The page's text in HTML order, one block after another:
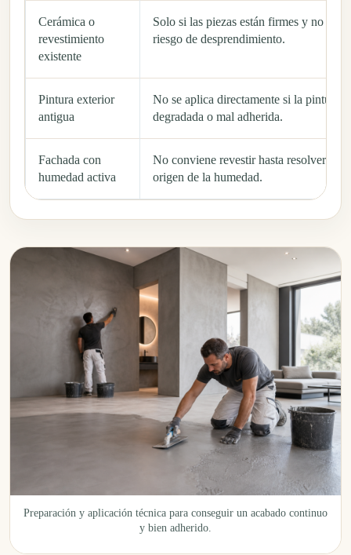
Cerámica o
revestimiento
existente
Solo si las piezas están firmes y no hay
riesgo de desprendimiento.
Pintura exterior
antigua
No se aplica directamente si la pintura
degradada o mal adherida.
Fachada con
humedad activa
No conviene revestir hasta resolver el
origen de la humedad.
Preparación y aplicación técnica para conseguir un acabado continuo
y bien adherido.